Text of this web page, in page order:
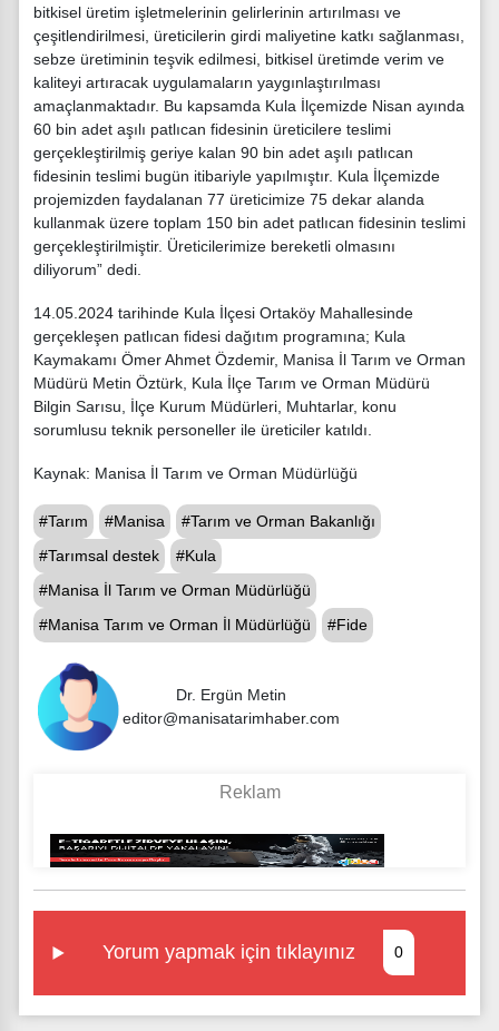
bitkisel üretim işletmelerinin gelirlerinin artırılması ve
çeşitlendirilmesi, üreticilerin girdi maliyetine katkı sağlanması,
sebze üretiminin teşvik edilmesi, bitkisel üretimde verim ve
kaliteyi artıracak uygulamaların yaygınlaştırılması
amaçlanmaktadır. Bu kapsamda Kula İlçemizde Nisan ayında
60 bin adet aşılı patlıcan fidesinin üreticilere teslimi
gerçekleştirilmiş geriye kalan 90 bin adet aşılı patlıcan
fidesinin teslimi bugün itibariyle yapılmıştır. Kula İlçemizde
projemizden faydalanan 77 üreticimize 75 dekar alanda
kullanmak üzere toplam 150 bin adet patlıcan fidesinin teslimi
gerçekleştirilmiştir. Üreticilerimize bereketli olmasını
diliyorum” dedi.
14.05.2024 tarihinde Kula İlçesi Ortaköy Mahallesinde
gerçekleşen patlıcan fidesi dağıtım programına; Kula
Kaymakamı Ömer Ahmet Özdemir, Manisa İl Tarım ve Orman
Müdürü Metin Öztürk, Kula İlçe Tarım ve Orman Müdürü
Bilgin Sarısu, İlçe Kurum Müdürleri, Muhtarlar, konu
sorumlusu teknik personeller ile üreticiler katıldı.
Kaynak: Manisa İl Tarım ve Orman Müdürlüğü
#Tarım #Manisa
#Tarım ve Orman Bakanlığı
#Tarımsal destek
#Kula
#Manisa İl Tarım ve Orman Müdürlüğü
#Manisa Tarım ve Orman İl Müdürlüğü
#Fide
Dr. Ergün Metin
editor@manisatarimhaber.com
Yorum yapmak için tıklayınız 0